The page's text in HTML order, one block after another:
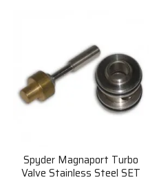
Spyder Magnaport Turbo
Valve Stainless Steel SET